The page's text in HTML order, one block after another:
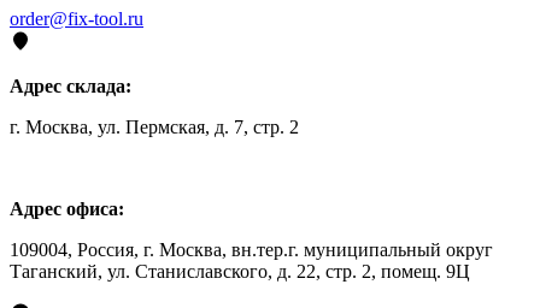
order@fix-tool.ru
Адрес склада:
г. Москва, ул. Пермская, д. 7, стр. 2
Адрес офиса:
109004, Россия, г. Москва, вн.тер.г. муниципальный округ
Таганский, ул. Станиславского, д. 22, стр. 2, помещ. 9Ц